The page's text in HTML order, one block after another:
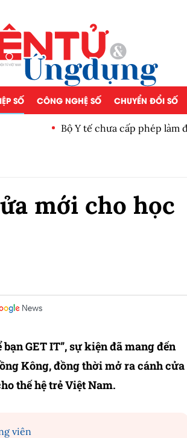
SỐ CÔNG NGHỆ SỐ CHUYỂN ĐỔI SỐ
Bộ Y tế chưa cấp phép làm
mới cho học
GET IT”, sự kiện đã mang đến
Kông, đồng thời mở ra cánh cửa
thế hệ trẻ Việt Nam.
viên